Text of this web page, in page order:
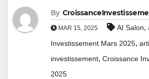
By
MAR 15, 2025 AI Salon,
Investissement Mars 2025,
investissement, Croissance
2025